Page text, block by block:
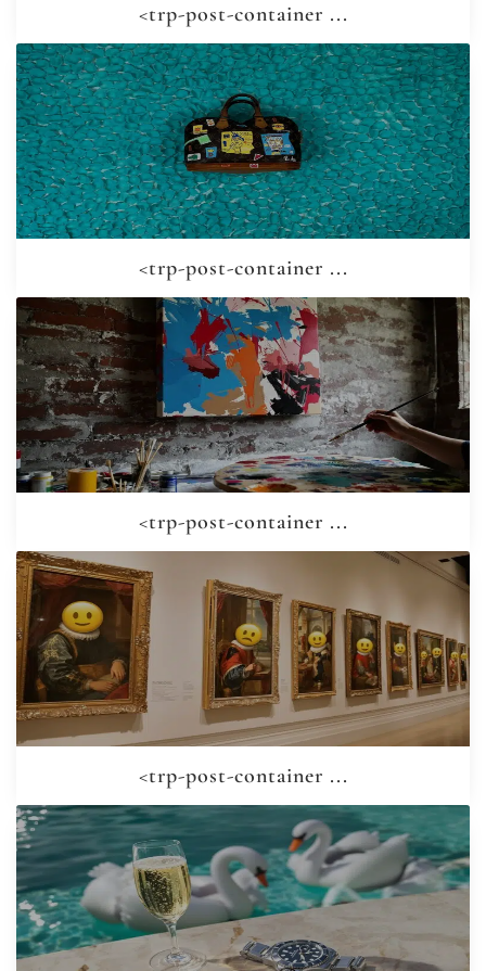
<trp-post-container ...
<trp-post-container ...
<trp-post-container ...
<trp-post-container ...